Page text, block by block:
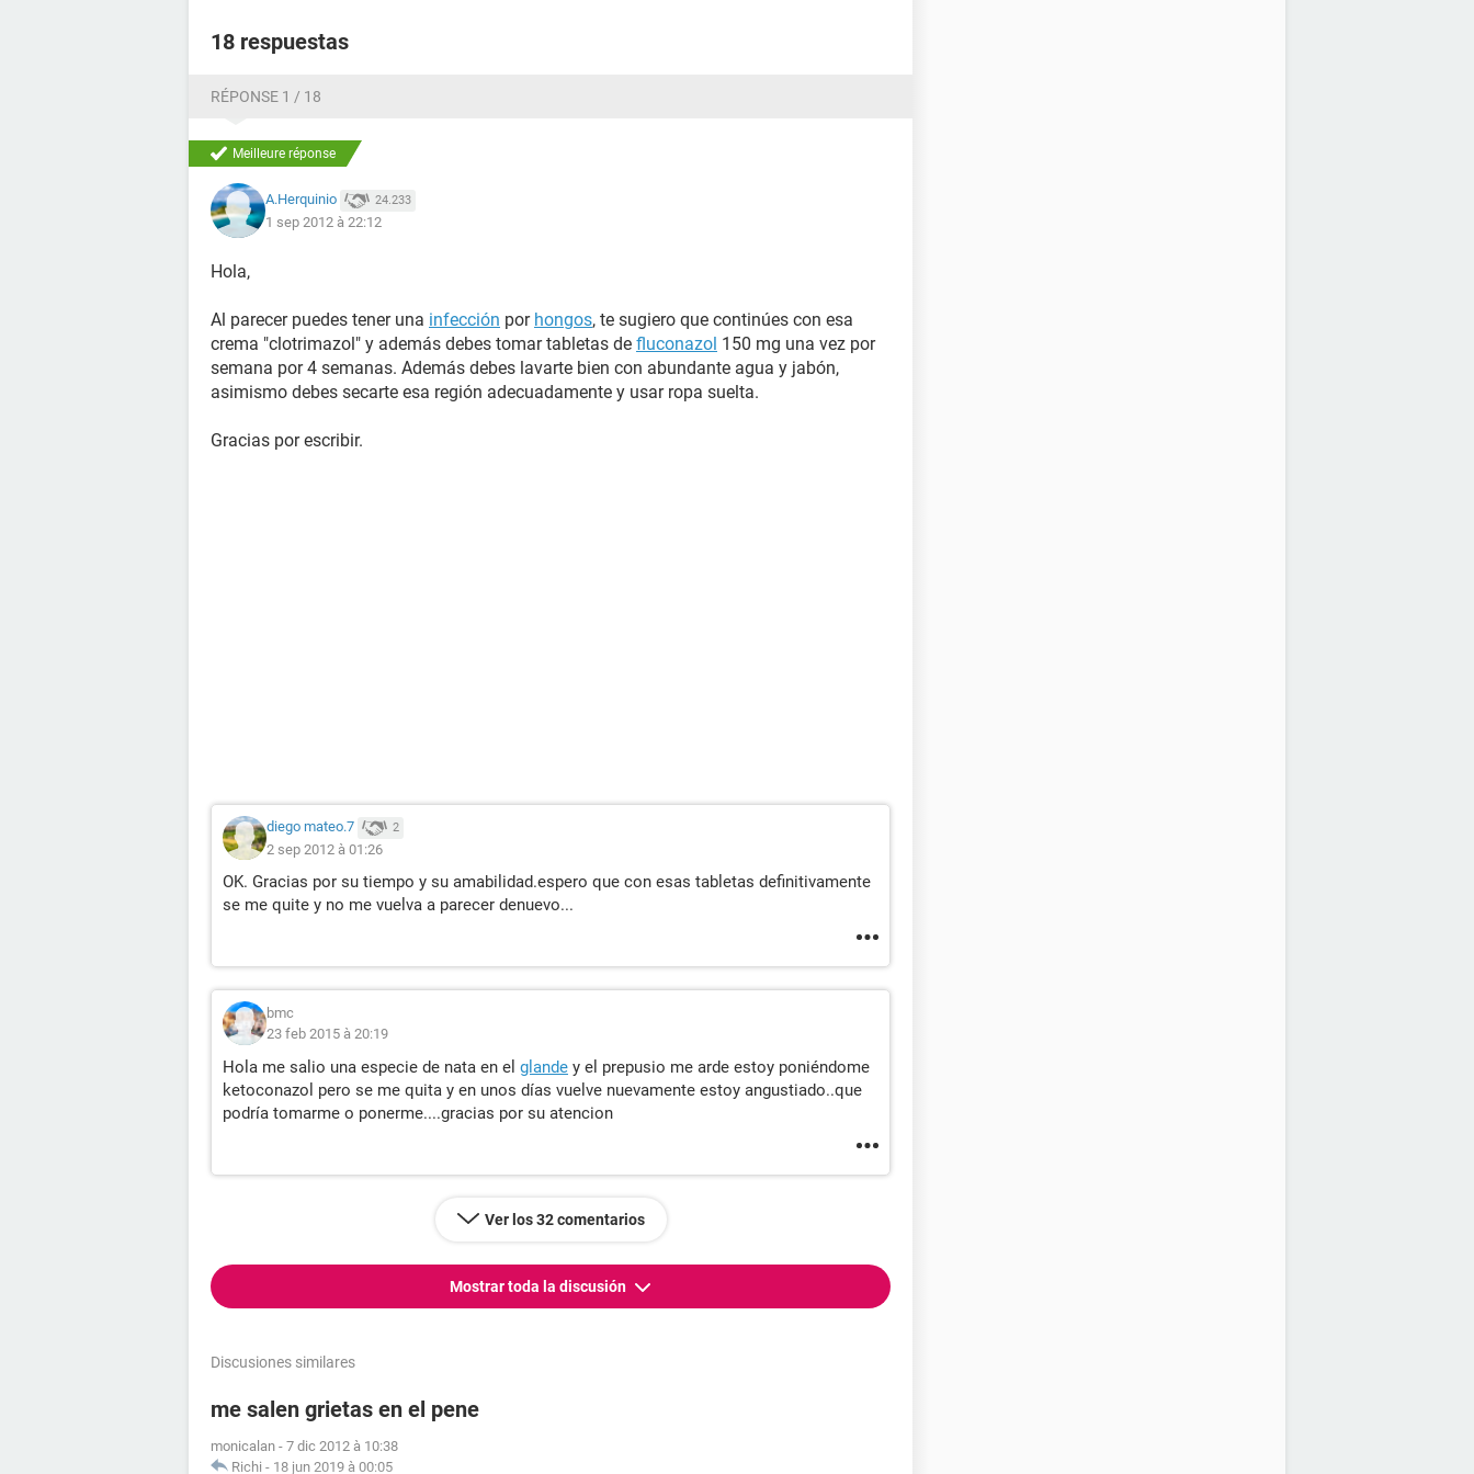
18 respuestas
RÉPONSE 1 / 18
Meilleure réponse
A.Herquinio 24.233
1 sep 2012 à 22:12
Hola,
Al parecer puedes tener una infección por hongos, te sugiero que continúes con esa
crema "clotrimazol" y además debes tomar tabletas de fluconazol 150 mg una vez por
semana por 4 semanas. Además debes lavarte bien con abundante agua y jabón,
asimismo debes secarte esa región adecuadamente y usar ropa suelta.
Gracias por escribir.
diego mateo.7 2
2 sep 2012 à 01:26
OK. Gracias por su tiempo y su amabilidad.espero que con esas tabletas definitivamente
se me quite y no me vuelva a parecer denuevo...
bmc
23 feb 2015 à 20:19
Hola me salio una especie de nata en el glande y el prepusio me arde estoy poniéndome
ketoconazol pero se me quita y en unos días vuelve nuevamente estoy angustiado..que
podría tomarme o ponerme....gracias por su atencion
Ver los 32 comentarios
Mostrar toda la discusión
Discusiones similares
me salen grietas en el pene
monicalan - 7 dic 2012 à 10:38
Richi - 18 jun 2019 à 00:05